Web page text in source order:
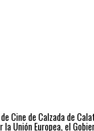
Cine de Calzada de
Unión Europea, el